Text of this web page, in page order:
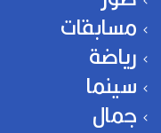
مسابقات
رياضة
سينما
جمال